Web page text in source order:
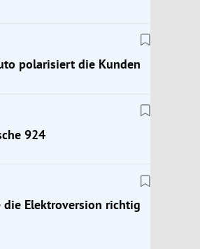
Zeitreise ins
polarisiert die Kunden
924
die Elektroversion richtig